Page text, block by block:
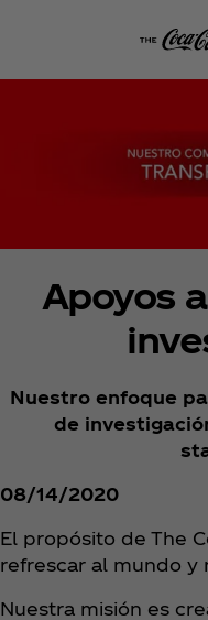
Apoyos
Nuestro enfoque
de
08/14/2020
El propósito de The
refrescar al mundo y
Nuestra misión es